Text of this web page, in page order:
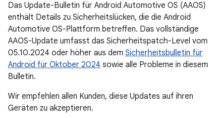
Das Update-Bulletin für Android Automotive OS (AAOS)
enthält Details zu Sicherheitslücken, die die Android
Automotive OS-Plattform betreffen. Das vollständige
AAOS-Update umfasst das Sicherheitspatch-Level vom
05.10.2024 oder höher aus dem Sicherheitsbulletin für
Android für Oktober 2024 sowie alle Probleme in diesem
Bulletin.
Wir empfehlen allen Kunden, diese Updates auf ihren
Geräten zu akzeptieren.